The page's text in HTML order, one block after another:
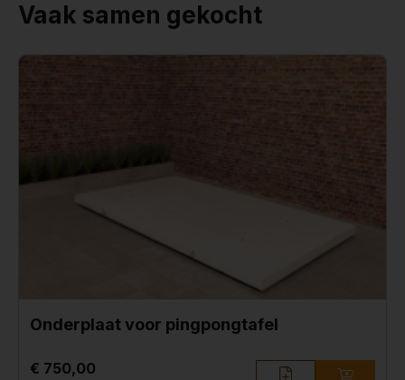
Vaak samen gekocht
Onderplaat voor pingpongtafel
€ 750,00